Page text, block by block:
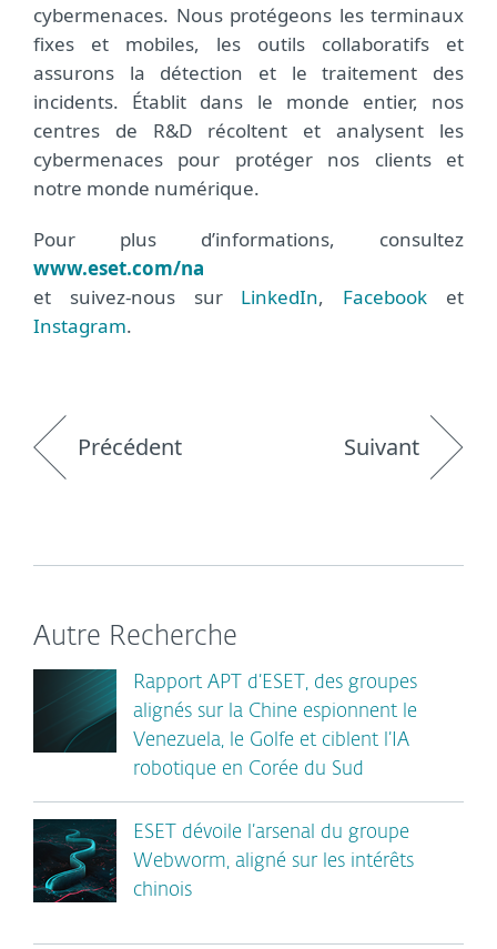
cybermenaces. Nous protégeons les terminaux
fixes et mobiles, les outils collaboratifs et
assurons la détection et le traitement des
incidents. Établit dans le monde entier, nos
centres de R&D récoltent et analysent les
cybermenaces pour protéger nos clients et
notre monde numérique.
Pour plus d’informations, consultez
www.eset.com/na
et suivez-nous sur LinkedIn, Facebook et
Instagram.
Précédent Suivant
Autre Recherche
Rapport APT d’ESET, des groupes
alignés sur la Chine espionnent le
Venezuela, le Golfe et ciblent l’IA
robotique en Corée du Sud
ESET dévoile l’arsenal du groupe
Webworm, aligné sur les intérêts
chinois